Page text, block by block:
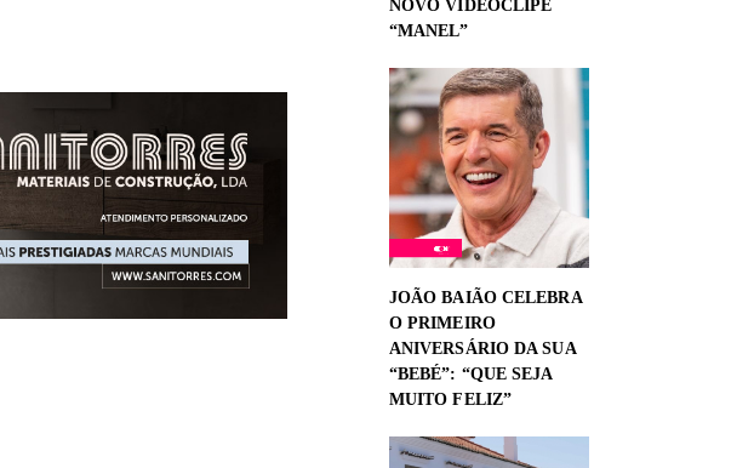
NOVO VIDEOCLIPE
“MANEL”
JOÃO BAIÃO CELEBRA
O PRIMEIRO
ANIVERSÁRIO DA SUA
“BEBÉ”: “QUE SEJA
MUITO FELIZ”